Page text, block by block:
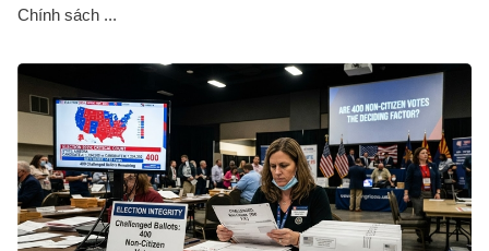
Chính sách ...